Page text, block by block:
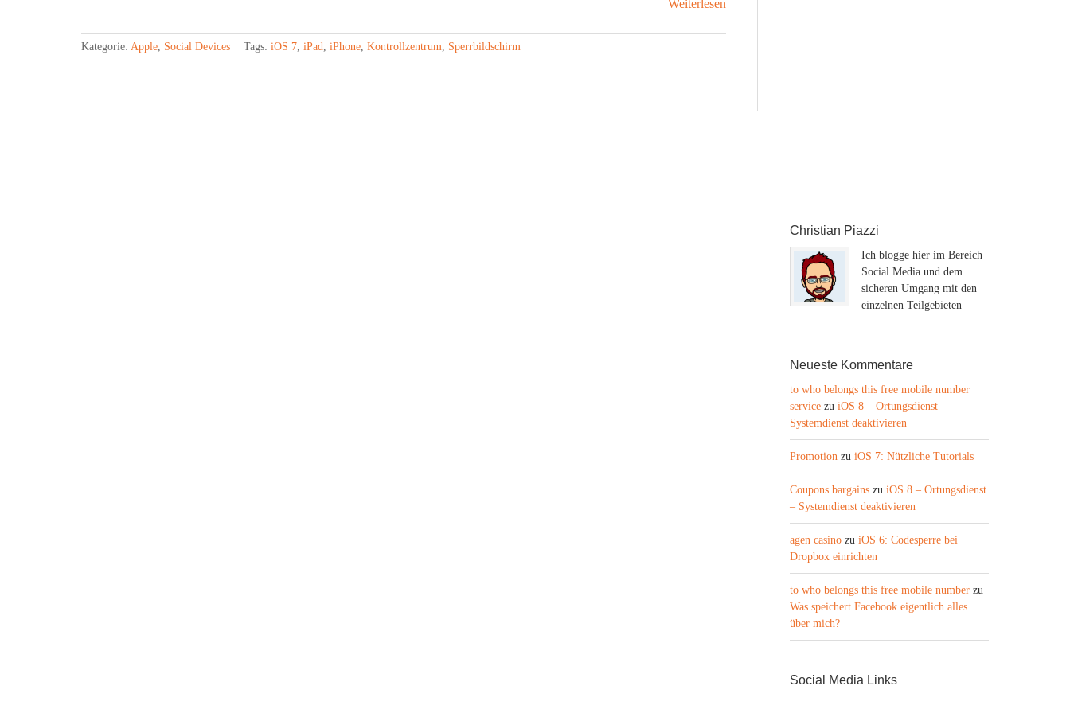
Weiterlesen
Kategorie: Apple, Social Devices Tags: iOS 7, iPad, iPhone, Kontrollzentrum, Sperrbildschirm
Christian Piazzi
Ich blogge hier im Bereich
Social Media und dem
sicheren Umgang mit den
einzelnen Teilgebieten
Neueste Kommentare
to who belongs this free mobile number
service zu iOS 8 – Ortungsdienst –
Systemdienst deaktivieren
Promotion zu iOS 7: Nützliche Tutorials
Coupons bargains zu iOS 8 – Ortungsdienst
– Systemdienst deaktivieren
agen casino zu iOS 6: Codesperre bei
Dropbox einrichten
to who belongs this free mobile number zu
Was speichert Facebook eigentlich alles
über mich?
Social Media Links